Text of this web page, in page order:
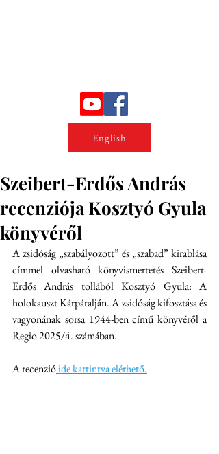
English
Szeibert-Erdős András
recenziója Kosztyó Gyula
könyvéről
A zsidóság „szabályozott” és „szabad” kirablása
címmel olvasható könyvismertetés Szeibert-
Erdős András tollából Kosztyó Gyula: A
holokauszt Kárpátalján. A zsidóság kifosztása és
vagyonának sorsa 1944-ben című könyvéről a
Regio 2025/4. számában.
A recenzió ide kattintva elérhető.